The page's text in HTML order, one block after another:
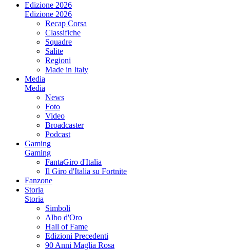
Edizione 2026
Edizione 2026
Recap Corsa
Classifiche
Squadre
Salite
Regioni
Made in Italy
Media
Media
News
Foto
Video
Broadcaster
Podcast
Gaming
Gaming
FantaGiro d'Italia
Il Giro d'Italia su Fortnite
Fanzone
Storia
Storia
Simboli
Albo d'Oro
Hall of Fame
Edizioni Precedenti
90 Anni Maglia Rosa